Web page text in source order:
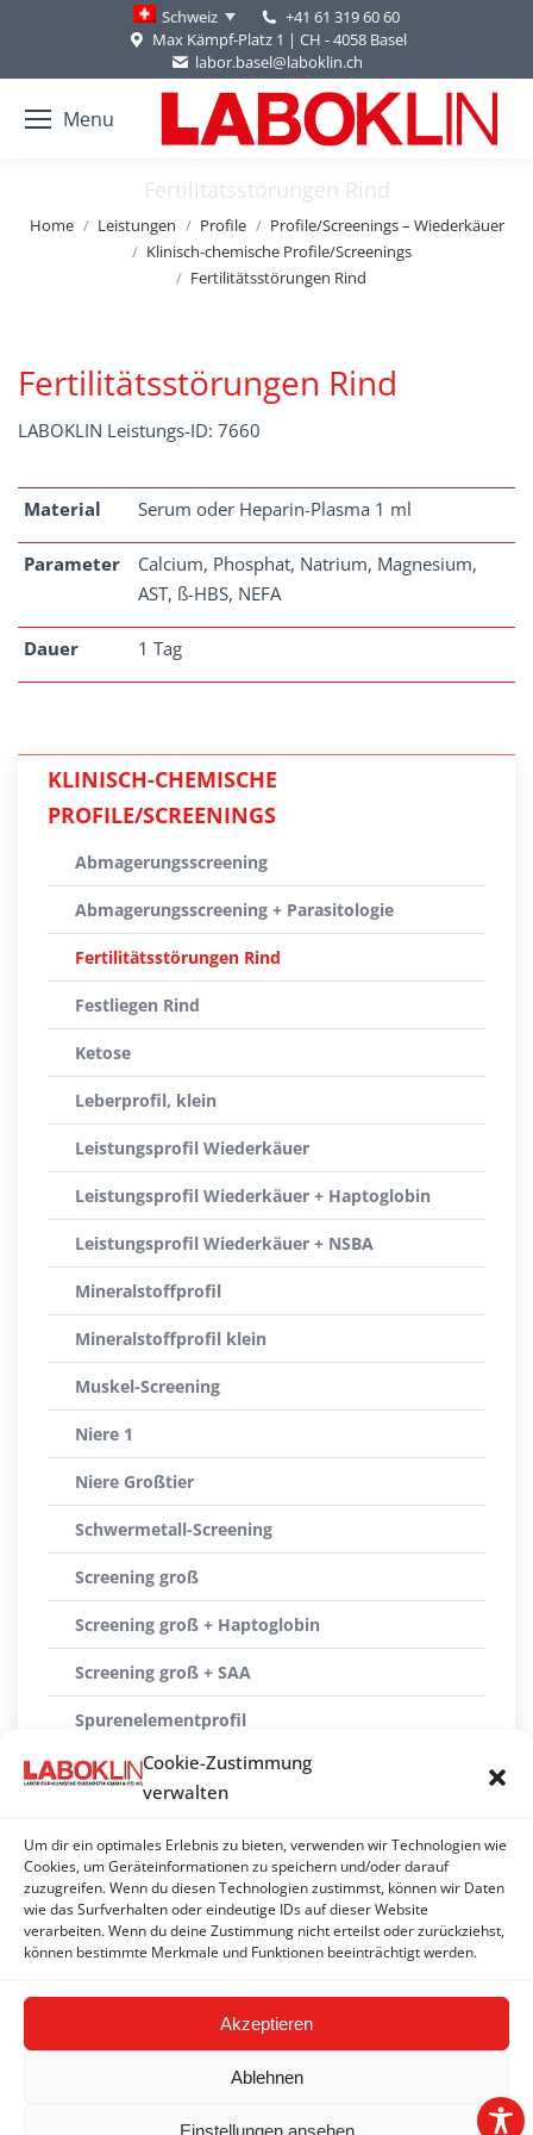
Cookie-Zustimmung
verwalten
Um dir ein optimales Erlebnis zu bieten, verwenden wir Technologien wie
Cookies, um Geräteinformationen zu speichern und/oder darauf
zuzugreifen. Wenn du diesen Technologien zustimmst, können wir Daten
wie das Surfverhalten oder eindeutige IDs auf dieser Website
verarbeiten. Wenn du deine Zustimmung nicht erteilst oder zurückziehst,
können bestimmte Merkmale und Funktionen beeinträchtigt werden.
Akzeptieren
Ablehnen
Einstellungen ansehen
Schweiz
+41 61 319 60 60
Max Kämpf-Platz 1 | CH - 4058 Basel
labor.basel@laboklin.ch
Menu
Fertilitätsstörungen Rind
You are here:
Home Leistungen Profile
Profile/Screenings – Wiederkäuer
Klinisch-chemische Profile/Screenings
Fertilitätsstörungen Rind
Fertilitätsstörungen Rind
LABOKLIN Leistungs-ID: 7660
Material Serum oder Heparin-Plasma 1 ml
Parameter
Calcium, Phosphat, Natrium, Magnesium,
AST, ß-HBS, NEFA
Dauer 1 Tag
KLINISCH-CHEMISCHE
PROFILE/SCREENINGS
Abmagerungsscreening
Abmagerungsscreening + Parasitologie
Fertilitätsstörungen Rind
Festliegen Rind
Ketose
Leberprofil, klein
Leistungsprofil Wiederkäuer
Leistungsprofil Wiederkäuer + Haptoglobin
Leistungsprofil Wiederkäuer + NSBA
Mineralstoffprofil
Mineralstoffprofil klein
Muskel-Screening
Niere 1
Niere Großtier
Schwermetall-Screening
Screening groß
Screening groß + Haptoglobin
Screening groß + SAA
Spurenelementprofil
Transitprofil Rind
Transitprofil Rind + NSBA
Versorgung Kalb
Versorgung Kalb + Vitamin E / Selen